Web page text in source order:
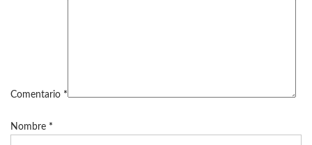
Comentario *
Nombre *